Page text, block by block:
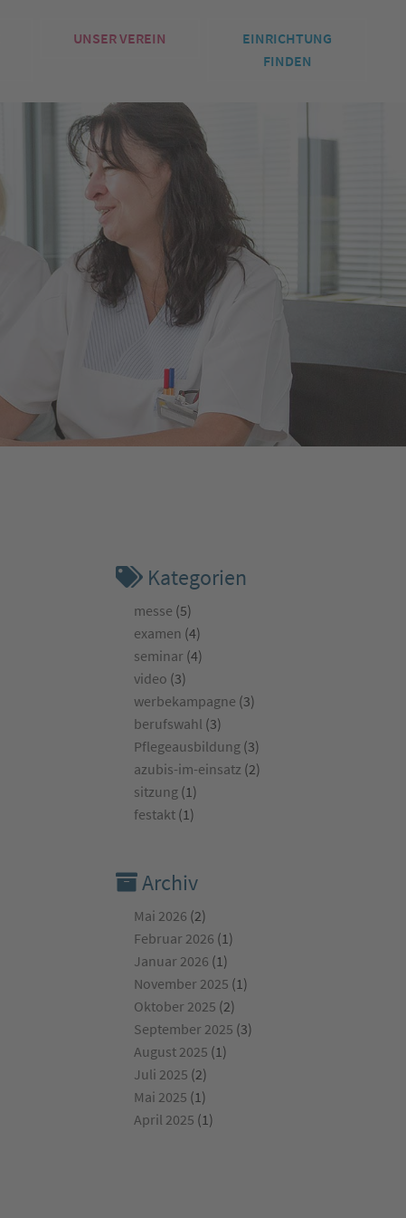
UNSER VEREIN
EINRICHTUNG
FINDEN
Kategorien
messe (5)
examen (4)
seminar (4)
video (3)
werbekampagne (3)
berufswahl (3)
Pflegeausbildung (3)
azubis-im-einsatz (2)
sitzung (1)
festakt (1)
Archiv
Mai 2026 (2)
Februar 2026 (1)
Januar 2026 (1)
November 2025 (1)
Oktober 2025 (2)
September 2025 (3)
August 2025 (1)
Juli 2025 (2)
Mai 2025 (1)
April 2025 (1)